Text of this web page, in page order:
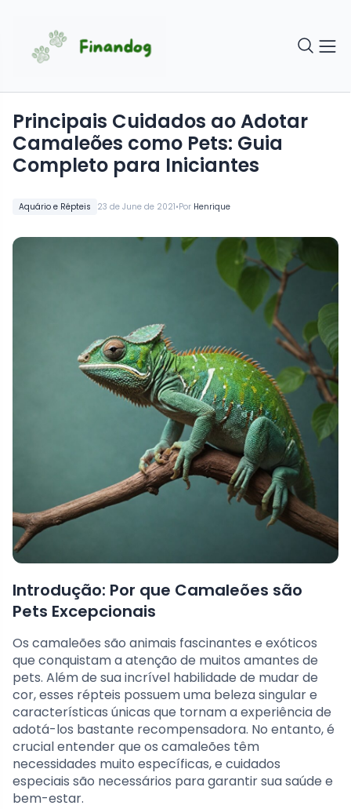
Aquário e Répteis 23 de June de 2021•Por Henrique
Principais Cuidados ao Adotar
Camaleões como Pets: Guia
Completo para Iniciantes
Introdução: Por que Camaleões são
Pets Excepcionais
Os camaleões são animais fascinantes e exóticos
que conquistam a atenção de muitos amantes de
pets. Além de sua incrível habilidade de mudar de
cor, esses répteis possuem uma beleza singular e
características únicas que tornam a experiência de
adotá-los bastante recompensadora. No entanto, é
crucial entender que os camaleões têm
necessidades muito específicas, e cuidados
especiais são necessários para garantir sua saúde e
bem-estar.